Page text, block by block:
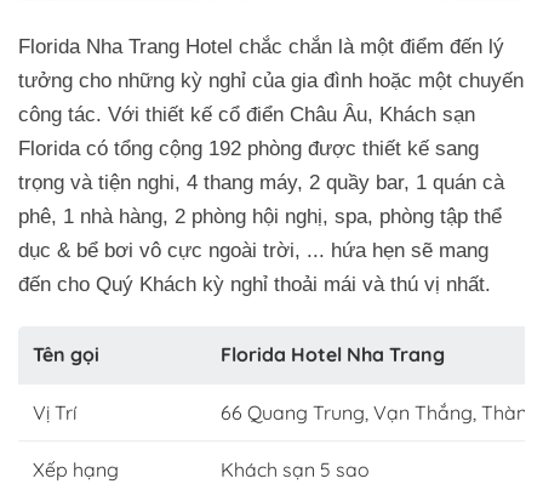
Florida Nha Trang Hotel chắc chắn là một điểm đến lý
tưởng cho những kỳ nghỉ của gia đình hoặc một chuyến
công tác. Với thiết kế cổ điển Châu Âu, Khách sạn
Florida có tổng cộng 192 phòng được thiết kế sang
trọng và tiện nghi, 4 thang máy, 2 quầy bar, 1 quán cà
phê, 1 nhà hàng, 2 phòng hội nghị, spa, phòng tập thể
dục & bể bơi vô cực ngoài trời, ... hứa hẹn sẽ mang
đến cho Quý Khách kỳ nghỉ thoải mái và thú vị nhất.
Tên gọi Florida Hotel Nha Trang
Vị Trí 66 Quang Trung, Vạn Thắng,
Xếp hạng Khách sạn 5 sao